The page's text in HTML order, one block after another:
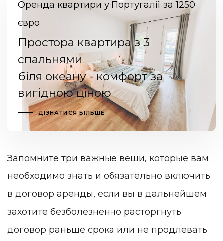
Оренда квартири у Португалії за 1250
євро
Простора квартира з 3
спальнями
біля океану - комфорт за
вигідною ціною
ДІЗНАТИСЯ БІЛЬШЕ
Запомните три важные вещи, которые вам
необходимо знать и обязательно включить
в договор аренды, если вы в дальнейшем
захотите безболезненно расторгнуть
договор раньше срока или не продлевать